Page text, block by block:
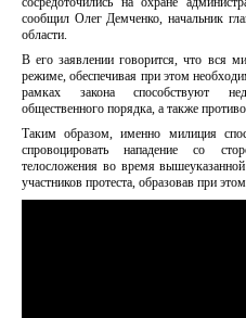
сообщил Олег Демченко, начальник
области.
В его заявлении говорится, что вся
режиме, обеспечивая при этом
рамках закона способствуют
общественного порядка, а также
Таким образом, именно милиция
спровоцировать нападение со
телосложения во время
участников протеста, образовав при